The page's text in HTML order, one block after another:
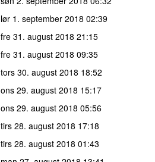
lør 1. september 2018 02:39
fre 31. august 2018 21:15
fre 31. august 2018 09:35
tors 30. august 2018 18:52
ons 29. august 2018 15:17
ons 29. august 2018 05:56
tirs 28. august 2018 17:18
tirs 28. august 2018 01:43